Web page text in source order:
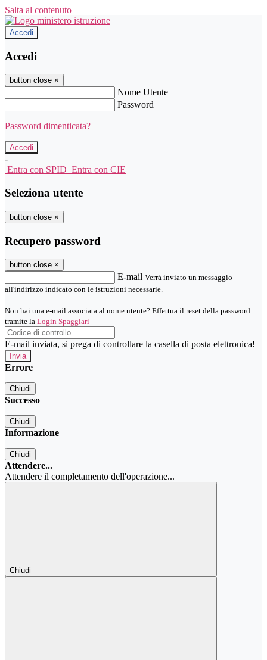
Salta al contenuto
Accedi
Accedi
button close ×
Nome Utente
Password
Password dimenticata?
-
Entra con SPID Entra con CIE
Seleziona utente
button close ×
Recupero password
button close ×
E-mail Verrà inviato un messaggio
all'indirizzo indicato con le istruzioni necessarie.
Non hai una e-mail associata al nome utente? Effettua il reset della password
tramite la Login Spaggiari
E-mail inviata, si prega di controllare la casella di posta elettronica!
Errore
Chiudi
Successo
Chiudi
Informazione
Chiudi
Attendere...
Attendere il completamento dell'operazione...
Chiudi